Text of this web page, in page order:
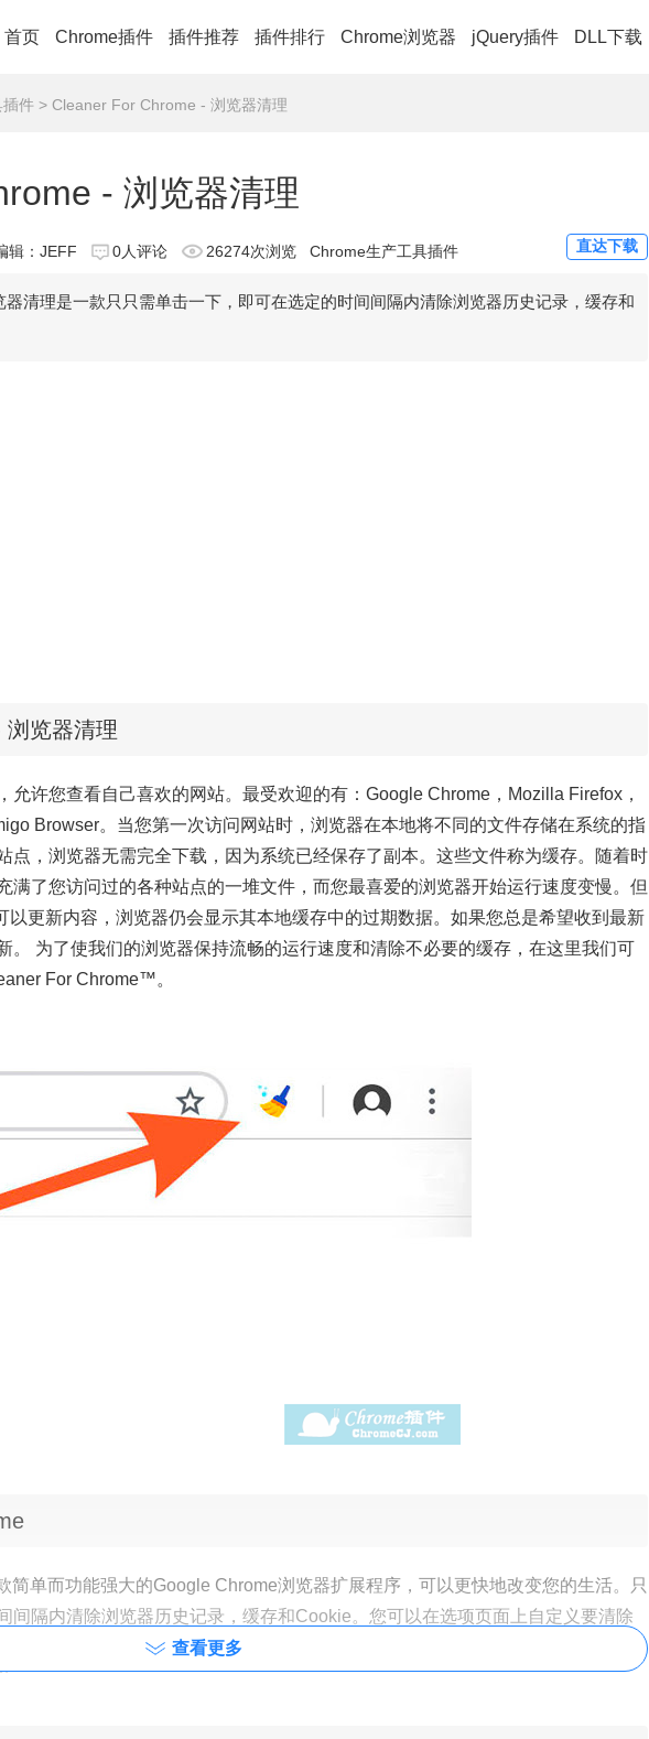
首页 Chrome插件 插件推荐 插件排行 Chrome浏览器 jQuery插件 DLL下载
插件 > Cleaner For Chrome - 浏览器清理
- 浏览器清理
辑：JEFF 0人评论 26274次浏览 Chrome生产工具插件 直达下载
器清理是一款只只需单击一下，即可在选定的时间间隔内清除浏览器历史记录，缓存和
览器清理
允许您查看自己喜欢的网站。最受欢迎的有：Google Chrome，Mozilla Firefox，
Browser。当您第一次访问网站时，浏览器在本地将不同的文件存储在系统的指
点，浏览器无需完全下载，因为系统已经保存了副本。这些文件称为缓存。随着时
满了您访问过的各种站点的一堆文件，而您最喜爱的浏览器开始运行速度变慢。但
以更新内容，浏览器仍会显示其本地缓存中的过期数据。如果您总是希望收到最新
。 为了使我们的浏览器保持流畅的运行速度和清除不必要的缓存，在这里我们可
For Chrome™。
单而功能强大的Google Chrome浏览器扩展程序，可以更快地改变您的生活。只
间隔内清除浏览器历史记录，缓存和Cookie。您可以在选项页面上自定义要清除
，缓存，Cookie，下载，文件系统，表单数据，历史记录，索引数据库，本地存
。
查看更多